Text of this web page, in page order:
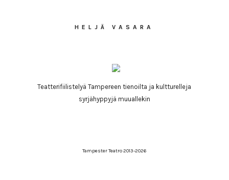
HELJÄ VASARA
Teatterifiilistelyä Tampereen tienoilta ja kultturelleja
syrjähyppyjä muuallekin
Tampester Teatro 2013-2026